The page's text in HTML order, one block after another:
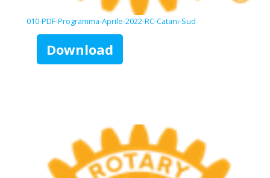
010-PDF-Programma-Aprile-2022-RC-Catani-Sud
Download